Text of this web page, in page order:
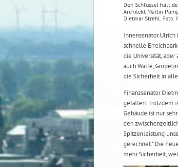
Den Schlüssel hält
Architekt Martin
Dietmar Strehl. Foto:
Innensenator
schnelle
die Universität,
auch Walle,
die Sicherheit in
Finanzsenator
gefallen. Trotzdem
Gebäude ist nur
den
Spitzenleistung
gerechnet." Die
mehr Sicherheit,